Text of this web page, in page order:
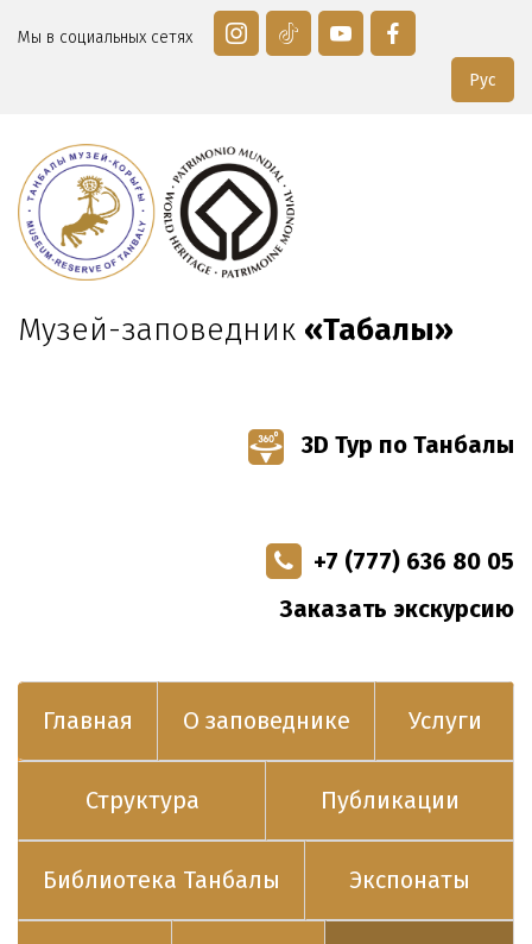
Мы в социальных сетях
Рус
Музей-заповедник «Таңбалы»
3D Тур по Танбалы
+7 (777) 636 80 05
Заказать экскурсию
Главная О заповеднике Услуги
Структура Публикации
Библиотека Танбалы Экспонаты